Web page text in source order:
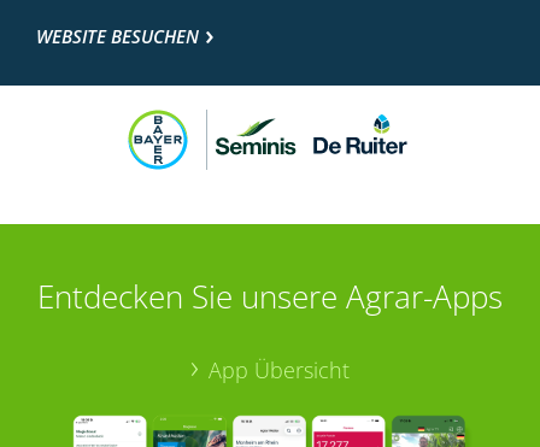
WEBSITE BESUCHEN
Entdecken Sie unsere Agrar-Apps
App Übersicht